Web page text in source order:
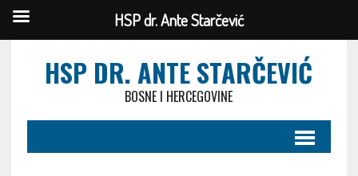
HSP DR. ANTE STARČEVIĆ
BOSNE I HERCEGOVINE
HSP dr. Ante Starčević